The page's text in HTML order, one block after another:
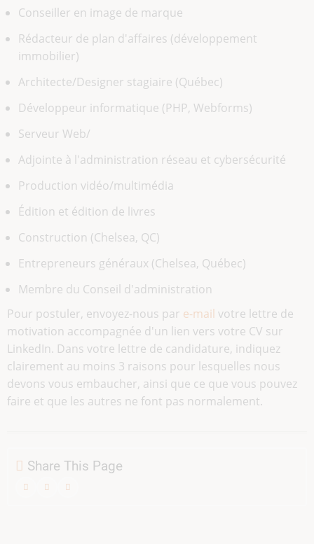
Conseiller en image de marque
Rédacteur de plan d'affaires (développement
immobilier)
Architecte/Designer stagiaire (Québec)
Développeur informatique (PHP, Webforms)
Serveur Web/
Adjointe à l'administration réseau et cybersécurité
Production vidéo/multimédia
Édition et édition de livres
Construction (Chelsea, QC)
Entrepreneurs généraux (Chelsea, Québec)
Membre du Conseil d'administration
Pour postuler, envoyez-nous par e-mail votre lettre de
motivation accompagnée d'un lien vers votre CV sur
LinkedIn. Dans votre lettre de candidature, indiquez
clairement au moins 3 raisons pour lesquelles nous
devons vous embaucher, ainsi que ce que vous pouvez
faire et que les autres ne font pas normalement.
Share This Page